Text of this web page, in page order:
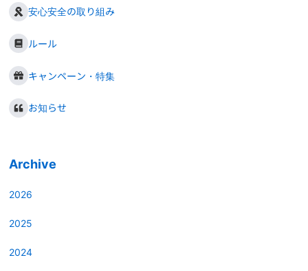
安心安全の取り組み
ルール
キャンペーン・特集
お知らせ
Archive
2026
2025
2024